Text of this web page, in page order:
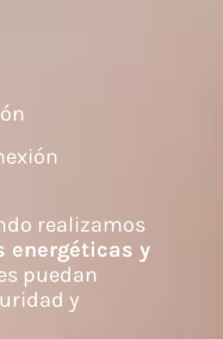
realizamos
energéticas y
puedan
y